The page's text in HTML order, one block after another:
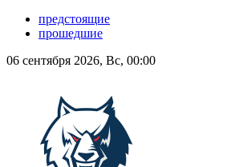
предстоящие
прошедшие
06 сентября 2026, Вс, 00:00